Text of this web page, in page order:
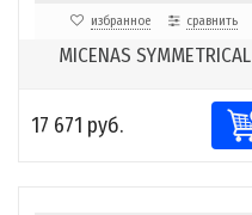
избранное сравнить
MICENAS SYMMETRICAL
17 671 руб.